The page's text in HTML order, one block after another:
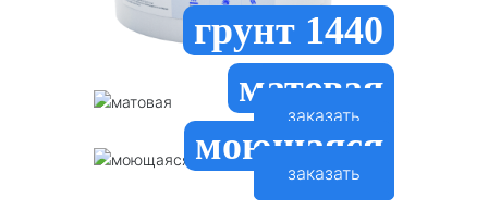
грунт 1440
матовая
заказать
моющаяся
заказать